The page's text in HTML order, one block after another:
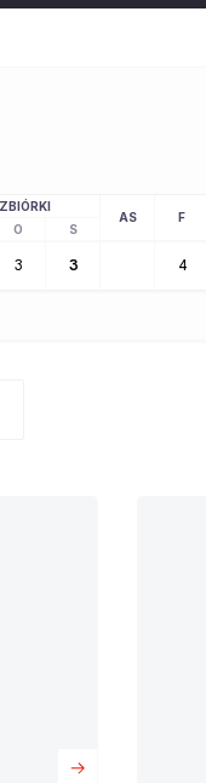
ZBIÓRKI
AS F
O S
3 3 4